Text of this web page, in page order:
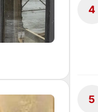
4
5